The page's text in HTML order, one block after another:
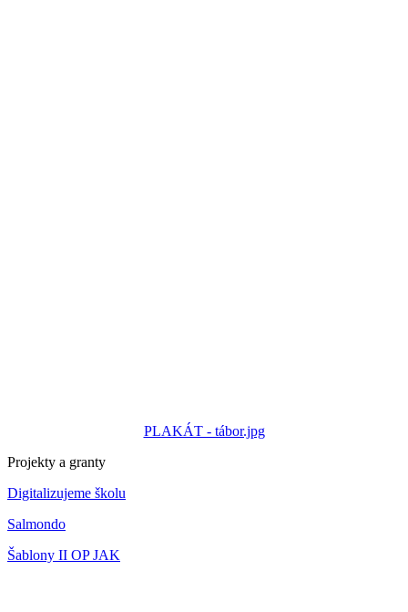
PLAKÁT - tábor.jpg
Projekty a granty
Digitalizujeme školu
Salmondo
Šablony II OP JAK